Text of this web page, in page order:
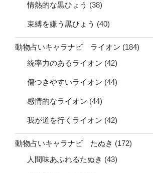
情熱的な黒ひょう (38)
束縛を嫌う黒ひょう (40)
動物占いキャラナビ ライオン (184)
統率力のあるライオン (42)
傷つきやすいライオン (44)
感情的なライオン (44)
我が道を行くライオン (42)
動物占いキャラナビ たぬき (172)
人間味あふれるたぬき (43)